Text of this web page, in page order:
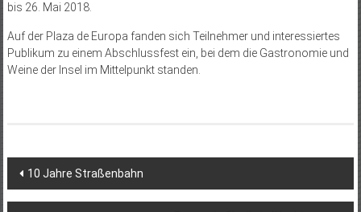
bis 26. Mai 2018.
Auf der Plaza de Europa fanden sich Teilnehmer und interessiertes
Publikum zu einem Abschlussfest ein, bei dem die Gastronomie und
Weine der Insel im Mittelpunkt standen.
Beitragsnavigation
10 Jahre Straßenbahn